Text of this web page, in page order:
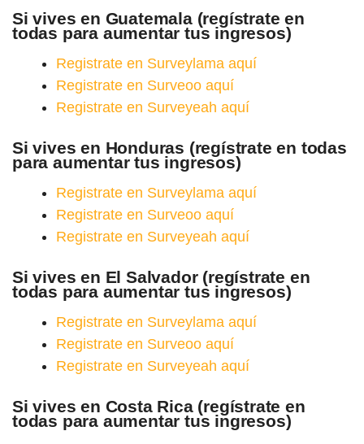
Si vives en Guatemala (regístrate en
todas para aumentar tus ingresos)
Registrate en Surveylama aquí
Registrate en Surveoo aquí
Registrate en Surveyeah aquí
Si vives en Honduras (regístrate en todas
para aumentar tus ingresos)
Registrate en Surveylama aquí
Registrate en Surveoo aquí
Registrate en Surveyeah aquí
Si vives en El Salvador (regístrate en
todas para aumentar tus ingresos)
Registrate en Surveylama aquí
Registrate en Surveoo aquí
Registrate en Surveyeah aquí
Si vives en Costa Rica (regístrate en
todas para aumentar tus ingresos)